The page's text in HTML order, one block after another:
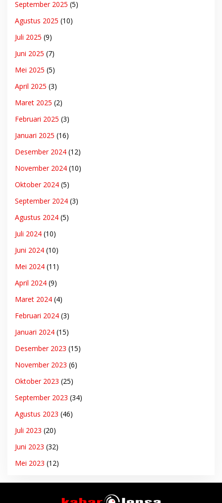
September 2025 (5)
Agustus 2025 (10)
Juli 2025 (9)
Juni 2025 (7)
Mei 2025 (5)
April 2025 (3)
Maret 2025 (2)
Februari 2025 (3)
Januari 2025 (16)
Desember 2024 (12)
November 2024 (10)
Oktober 2024 (5)
September 2024 (3)
Agustus 2024 (5)
Juli 2024 (10)
Juni 2024 (10)
Mei 2024 (11)
April 2024 (9)
Maret 2024 (4)
Februari 2024 (3)
Januari 2024 (15)
Desember 2023 (15)
November 2023 (6)
Oktober 2023 (25)
September 2023 (34)
Agustus 2023 (46)
Juli 2023 (20)
Juni 2023 (32)
Mei 2023 (12)